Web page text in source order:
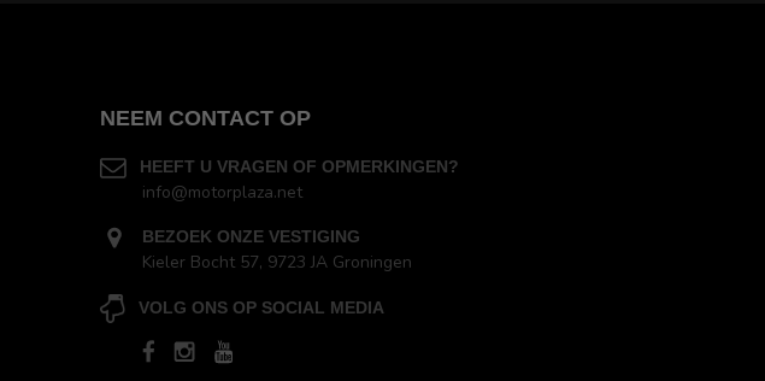
NEEM CONTACT OP
HEEFT U VRAGEN OF OPMERKINGEN?
info@motorplaza.net
BEZOEK ONZE VESTIGING
Kieler Bocht 57, 9723 JA Groningen
VOLG ONS OP SOCIAL MEDIA